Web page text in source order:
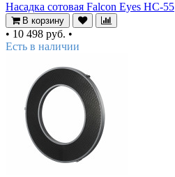
Насадка сотовая Falcon Eyes HC-55
В корзину
• 10 498 руб. •
Есть в наличии